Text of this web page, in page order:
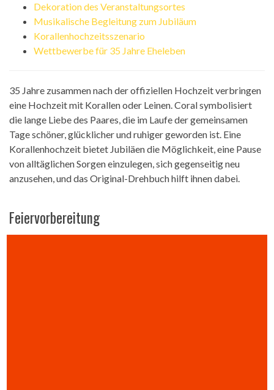
Dekoration des Veranstaltungsortes
Musikalische Begleitung zum Jubiläum
Korallenhochzeitsszenario
Wettbewerbe für 35 Jahre Eheleben
35 Jahre zusammen nach der offiziellen Hochzeit verbringen
eine Hochzeit mit Korallen oder Leinen. Coral symbolisiert
die lange Liebe des Paares, die im Laufe der gemeinsamen
Tage schöner, glücklicher und ruhiger geworden ist. Eine
Korallenhochzeit bietet Jubiläen die Möglichkeit, eine Pause
von alltäglichen Sorgen einzulegen, sich gegenseitig neu
anzusehen, und das Original-Drehbuch hilft ihnen dabei.
Feiervorbereitung